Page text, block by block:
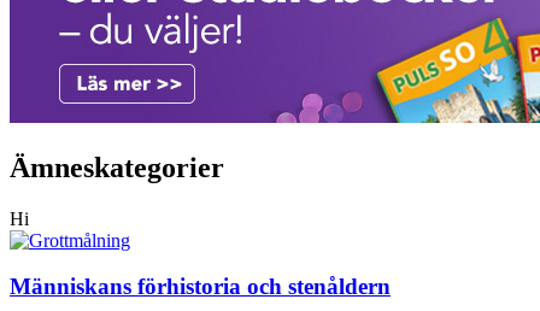
Ämneskategorier
Hi
Människans förhistoria och stenåldern